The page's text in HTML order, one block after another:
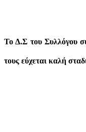
Το Δ.Σ του Συλλόγου
τους εύχεται καλή